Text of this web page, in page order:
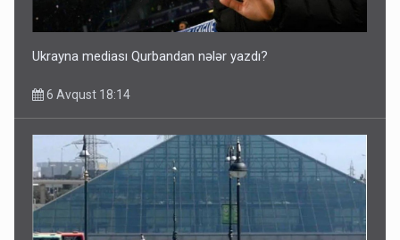
Ukrayna mediası Qurbandan nələr yazdı?
6 Avqust 18:14